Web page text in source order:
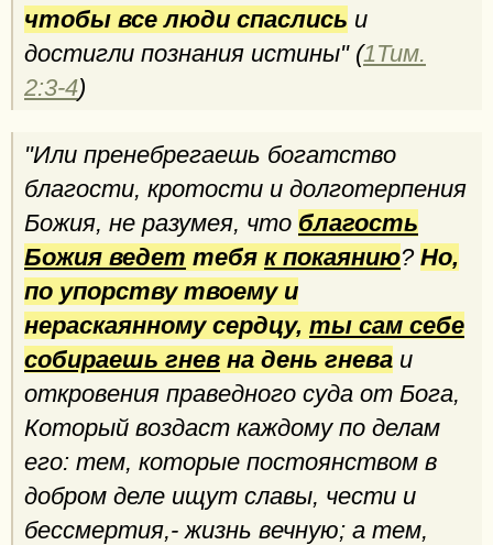
чтобы все люди спаслись и
достигли познания истины" (1Тим.
2:3-4)
"Или пренебрегаешь богатство
благости, кротости и долготерпения
Божия, не разумея, что благость
Божия ведет тебя к покаянию? Но,
по упорству твоему и
нераскаянному сердцу, ты сам себе
собираешь гнев на день гнева и
откровения праведного суда от Бога,
Который воздаст каждому по делам
его: тем, которые постоянством в
добром деле ищут славы, чести и
бессмертия,- жизнь вечную; а тем,